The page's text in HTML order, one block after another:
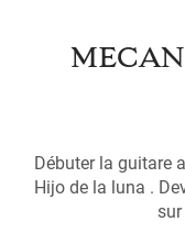
Débuter la guitare
Hijo de la luna .